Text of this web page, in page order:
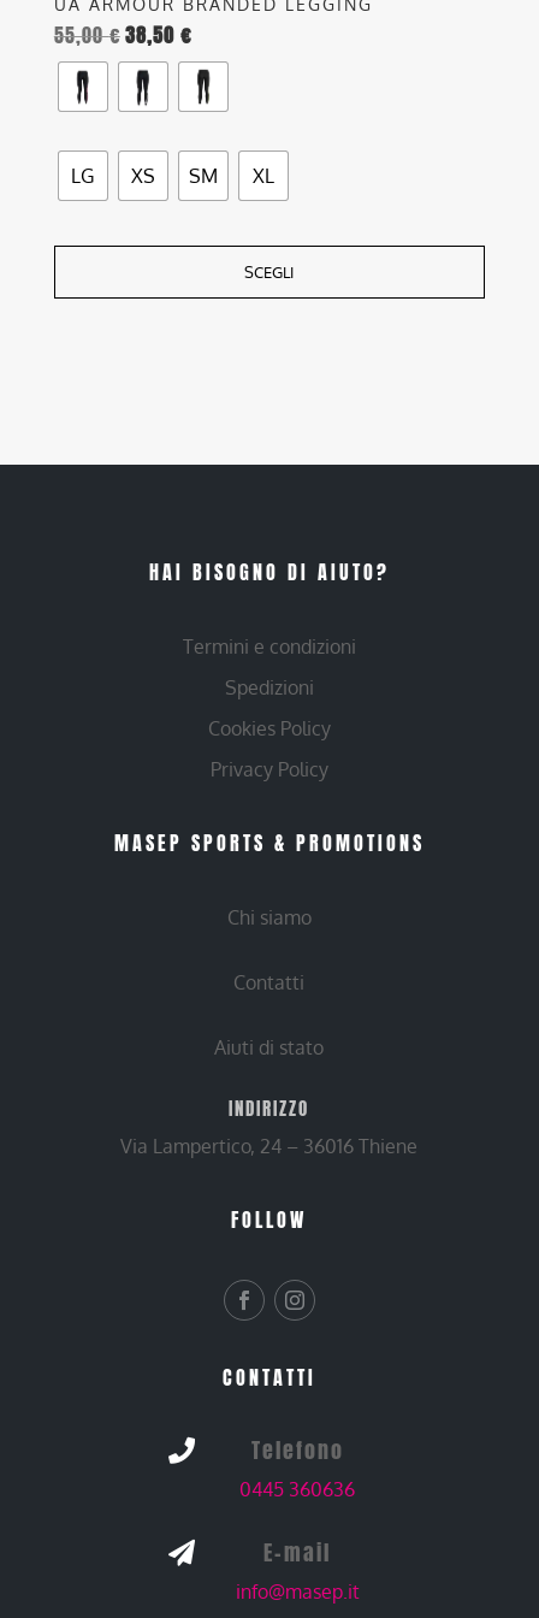
UA ARMOUR BRANDED LEGGING
55,00€38,50 €
LG XS SM XL
SCEGLI
HAI BISOGNO DI AIUTO?
Termini e condizioni
Spedizioni
Cookies Policy
Privacy Policy
MASEP SPORTS & PROMOTIONS
Chi siamo
Contatti
Aiuti di stato
INDIRIZZO
Via Lampertico, 24 – 36016 Thiene
FOLLOW
CONTATTI
 Telefono
0445 360636
 E-mail
info@masep.it